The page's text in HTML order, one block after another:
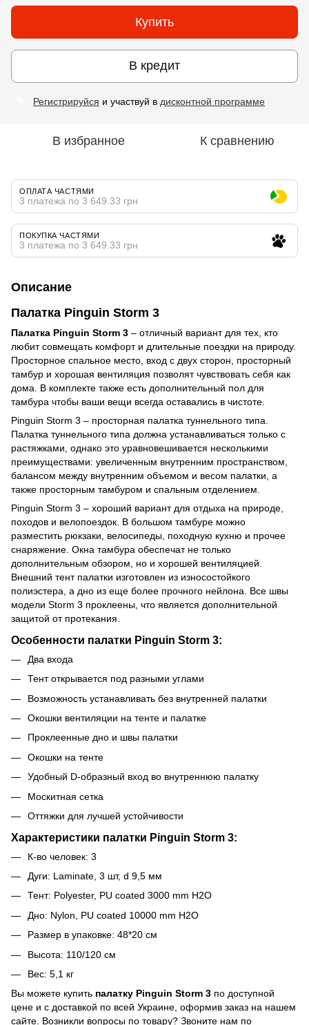
Купить
В кредит
Регистрируйся и участвуй в дисконтной программе
В избранное К сравнению
ОПЛАТА ЧАСТЯМИ
3 платежа по 3 649.33 грн
ПОКУПКА ЧАСТЯМИ
3 платежа по 3 649.33 грн
Описание
Палатка Pinguin Storm 3
Палатка Pinguin Storm 3 – отличный вариант для тех, кто
любит совмещать комфорт и длительные поездки на природу.
Просторное спальное место, вход с двух сторон, просторный
тамбур и хорошая вентиляция позволят чувствовать себя как
дома. В комплекте также есть дополнительный пол для
тамбура чтобы ваши вещи всегда оставались в чистоте.
Pinguin Storm 3 – просторная палатка туннельного типа.
Палатка туннельного типа должна устанавливаться только с
растяжками, однако это уравновешивается несколькими
преимуществами: увеличенным внутренним пространством,
балансом между внутренним объемом и весом палатки, а
также просторным тамбуром и спальным отделением.
Pinguin Storm 3 – хороший вариант для отдыха на природе,
походов и велопоездок. В большом тамбуре можно
разместить рюкзаки, велосипеды, походную кухню и прочее
снаряжение. Окна тамбура обеспечат не только
дополнительным обзором, но и хорошей вентиляцией.
Внешний тент палатки изготовлен из износостойкого
полиэстера, а дно из еще более прочного нейлона. Все швы
модели Storm 3 проклеены, что является дополнительной
защитой от протекания.
Особенности палатки Pinguin Storm 3:
Два входа
Тент открывается под разными углами
Возможность устанавливать без внутренней палатки
Окошки вентиляции на тенте и палатке
Проклеенные дно и швы палатки
Окошки на тенте
Удобный D-образный вход во внутреннюю палатку
Москитная сетка
Оттяжки для лучшей устойчивости
Характеристики палатки Pinguin Storm 3:
К-во человек: 3
Дуги: Laminate, 3 шт, d 9,5 мм
Тент: Polyester, PU coated 3000 mm H2O
Дно: Nylon, PU coated 10000 mm H2O
Размер в упаковке: 48*20 см
Высота: 110/120 см
Вес: 5,1 кг
Вы можете купить палатку Pinguin Storm 3 по доступной
цене и с доставкой по всей Украине, оформив заказ на нашем
сайте. Возникли вопросы по товару? Звоните нам по